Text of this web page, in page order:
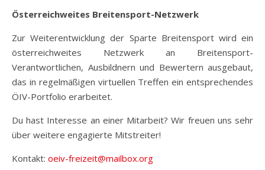
Österreichweites Breitensport-Netzwerk
Zur Weiterentwicklung der Sparte Breitensport wird ein
österreichweites Netzwerk an Breitensport-
Verantwortlichen, Ausbildnern und Bewertern ausgebaut,
das in regelmäßigen virtuellen Treffen ein entsprechendes
ÖIV-Portfolio erarbeitet.
Du hast Interesse an einer Mitarbeit? Wir freuen uns sehr
über weitere engagierte Mitstreiter!
Kontakt: oeiv-freizeit@mailbox.org